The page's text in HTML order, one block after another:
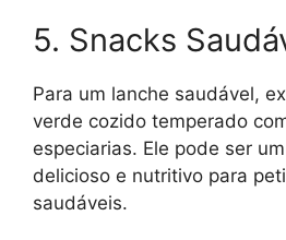
5. Snacks
Para um lanche saudável,
verde cozido temperado
especiarias. Ele pode ser
delicioso e nutritivo para
saudáveis.